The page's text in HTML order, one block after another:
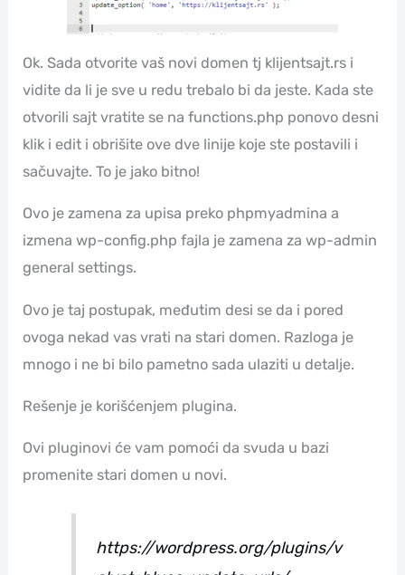
Ok. Sada otvorite vaš novi domen tj klijentsajt.rs i
vidite da li je sve u redu trebalo bi da jeste. Kada ste
otvorili sajt vratite se na functions.php ponovo desni
klik i edit i obrišite ove dve linije koje ste postavili i
sačuvajte. To je jako bitno!
Ovo je zamena za upisa preko phpmyadmina a
izmena wp-config.php fajla je zamena za wp-admin
general settings.
Ovo je taj postupak, međutim desi se da i pored
ovoga nekad vas vrati na stari domen. Razloga je
mnogo i ne bi bilo pametno sada ulaziti u detalje.
Rešenje je korišćenjem plugina.
Ovi pluginovi će vam pomoći da svuda u bazi
promenite stari domen u novi.
https://wordpress.org/plugins/v